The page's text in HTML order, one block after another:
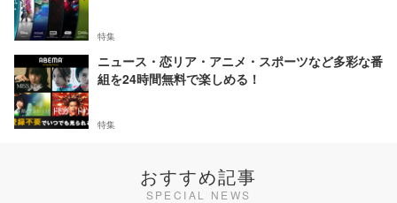
特集
ニュース・恋リア・アニメ・スポーツなど多彩な番
組を24時間無料で楽しめる！
特集
おすすめ記事
SPECIAL NEWS